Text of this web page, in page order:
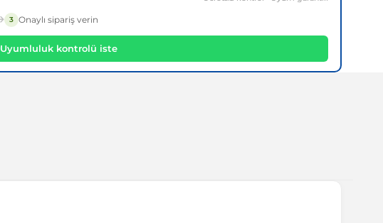
3 Onaylı sipariş verin
Uyumluluk kontrolü iste